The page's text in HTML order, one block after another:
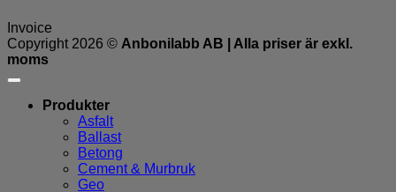
Invoice
Copyright 2026 © Anbonilabb AB | Alla priser är exkl.
moms
Produkter
Asfalt
Ballast
Betong
Cement & Murbruk
Geo